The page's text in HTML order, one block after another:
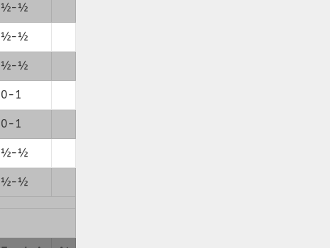
½-½
½-½
½-½
0-1
0-1
½-½
½-½